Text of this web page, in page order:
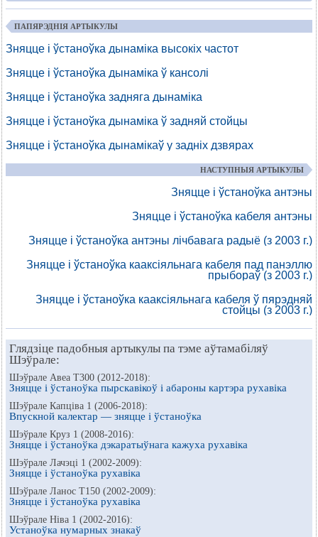
ПАПЯРЭДНІЯ АРТЫКУЛЫ
Зняцце і ўстаноўка дынаміка высокіх частот
Зняцце і ўстаноўка дынаміка ў кансолі
Зняцце і ўстаноўка задняга дынаміка
Зняцце і ўстаноўка дынаміка ў задняй стойцы
Зняцце і ўстаноўка дынамікаў у задніх дзвярах
НАСТУПНЫЯ АРТЫКУЛЫ
Зняцце і ўстаноўка антэны
Зняцце і ўстаноўка кабеля антэны
Зняцце і ўстаноўка антэны лічбавага радыё (з 2003 г.)
Зняцце і ўстаноўка кааксіяльнага кабеля пад панэллю
прыбораў (з 2003 г.)
Зняцце і ўстаноўка кааксіяльнага кабеля ў пярэдняй
стойцы (з 2003 г.)
Глядзіце падобныя артыкулы па тэме аўтамабіляў
Шэўрале:
Шэўрале Авеа Т300 (2012-2018):
Зняцце і ўстаноўка пырскавікоў і абароны картэра рухавіка
Шэўрале Капціва 1 (2006-2018):
Впускной калектар — зняцце і ўстаноўка
Шэўрале Круз 1 (2008-2016):
Зняцце і ўстаноўка дэкаратыўнага кажуха рухавіка
Шэўрале Лачэці 1 (2002-2009):
Зняцце і ўстаноўка рухавіка
Шэўрале Ланос Т150 (2002-2009):
Зняцце і ўстаноўка рухавіка
Шэўрале Ніва 1 (2002-2016):
Устаноўка нумарных знакаў